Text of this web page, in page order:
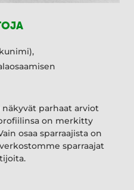
näkyvät parhaat arviot
on merkitty
osaa sparraajista on
sparraajat